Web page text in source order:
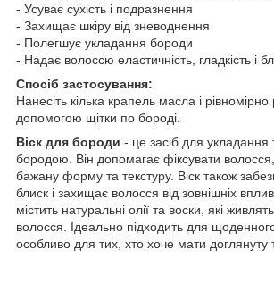
- Усуває сухість і подразнення
- Захищає шкіру від зневоднення
- Полегшує укладання бороди
- Надає волоссю еластичність, гладкість і
Спосіб застосування:
Нанесіть кілька крапель масла і рівномірно
допомогою щітки по бороді.
Віск для бороди - це засіб для укладання
бородою. Він допомагає фіксувати
бажану форму та текстуру. Віск також
блиск і захищає волосся від зовнішніх
містить натуральні олії та воски, які
волосся. Ідеально підходить для
особливо для тих, хто хоче мати доглянуту